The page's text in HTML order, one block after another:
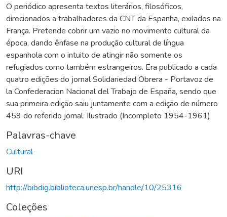
O periódico apresenta textos literários, filosóficos,
direcionados a trabalhadores da CNT da Espanha, exilados na
França. Pretende cobrir um vazio no movimento cultural da
época, dando ênfase na produção cultural de língua
espanhola com o intuito de atingir não somente os
refugiados como também estrangeiros. Era publicado a cada
quatro edições do jornal Solidariedad Obrera - Portavoz de
la Confederacion Nacional del Trabajo de España, sendo que
sua primeira edição saiu juntamente com a edição de número
459 do referido jornal. Ilustrado (Incompleto 1954-1961)
Palavras-chave
Cultural
URI
http://bibdig.biblioteca.unesp.br/handle/10/25316
Coleções